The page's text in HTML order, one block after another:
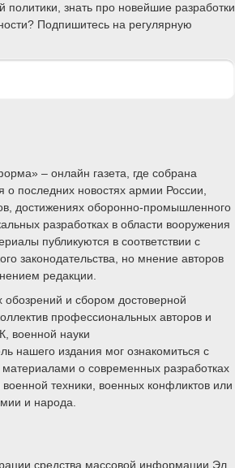
знать про новейшие разработки
Подпишитесь на регулярную
– онлайн газета, где собрана
последних новостях армии России,
достижениях оборонно-промышленного
разработках в области вооружения
публикуются в соответствии с
законодательства, но мнение авторов
редакции.
и сбором достоверной
профессиональных авторов и
военной науки
нашего издания мог ознакомиться с
о современных разработках
техники, военных конфликтов или
и народа.
средства массовой информации Эл